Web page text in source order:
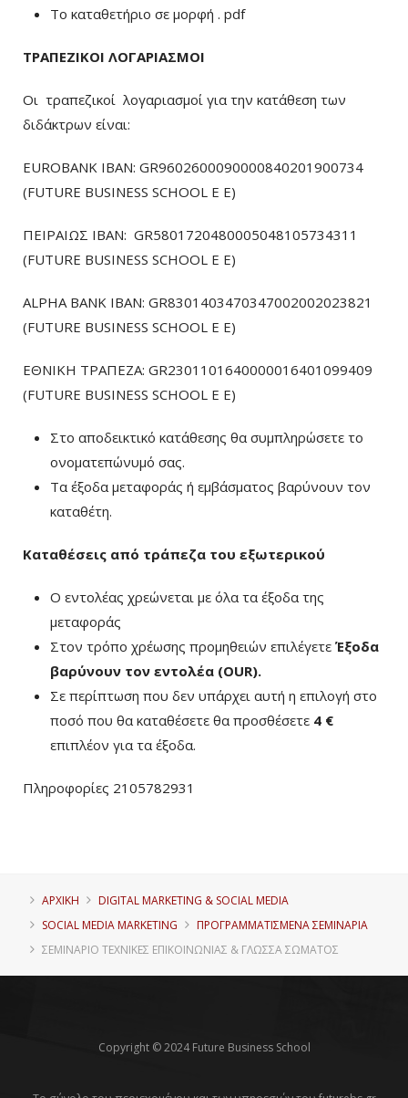
To καταθετήριο σε μορφή . pdf
ΤΡΑΠΕΖΙΚΟΙ ΛΟΓΑΡΙΑΣΜΟΙ
Οι τραπεζικοί λογαριασμοί για την κατάθεση των
διδάκτρων είναι:
EUROBANK IBAN: GR9602600090000840201900734
(FUTURE BUSINESS SCHOOL E E)
ΠΕΙΡΑΙΩΣ ΙΒΑΝ: GR5801720480005048105734311
(FUTURE BUSINESS SCHOOL E E)
ALPHA BANK IBAN: GR8301403470347002002023821
(FUTURE BUSINESS SCHOOL E E)
ΕΘΝΙΚΗ ΤΡΑΠΕΖΑ: GR2301101640000016401099409
(FUTURE BUSINESS SCHOOL E E)
Στο αποδεικτικό κατάθεσης θα συμπληρώσετε το
ονοματεπώνυμό σας.
Τα έξοδα μεταφοράς ή εμβάσματος βαρύνουν τον
καταθέτη.
Καταθέσεις από τράπεζα του εξωτερικού
Ο εντολέας χρεώνεται με όλα τα έξοδα της
μεταφοράς
Στον τρόπο χρέωσης προμηθειών επιλέγετε Έξοδα
βαρύνουν τον εντολέα (ΟUR).
Σε περίπτωση που δεν υπάρχει αυτή η επιλογή στο
ποσό που θα καταθέσετε θα προσθέσετε 4 €
επιπλέον για τα έξοδα.
Πληροφορίες 2105782931
ΑΡΧΙΚΗ
DIGITAL MARKETING & SOCIAL MEDIA
SOCIAL MEDIA MARKETING
ΠΡΟΓΡΑΜΜΑΤΙΣΜΈΝΑ ΣΕΜΙΝΆΡΙΑ
ΣΕΜΙΝΆΡΙΟ ΤΕΧΝΙΚΈΣ ΕΠΙΚΟΙΝΩΝΊΑΣ & ΓΛΏΣΣΑ ΣΏΜΑΤΟΣ
Copyright © 2024 Future Business School